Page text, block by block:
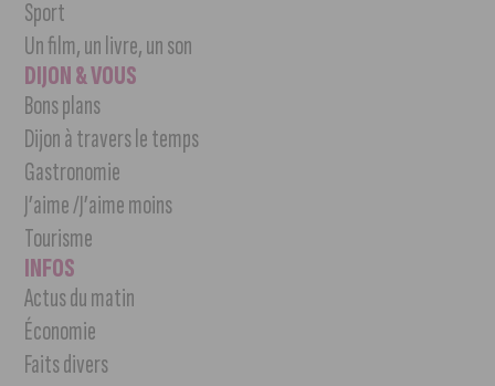
Sport
Un film, un livre, un son
DIJON & VOUS
Bons plans
Dijon à travers le temps
Gastronomie
J’aime /J’aime moins
Tourisme
INFOS
Actus du matin
Économie
Faits divers